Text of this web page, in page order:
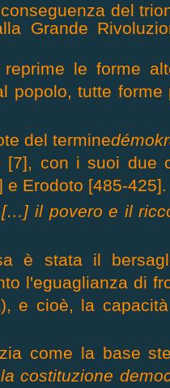
del
Grande
le forme
popolo, tutte forme
del termine
[7], con i suoi due
Erodoto [485-425].
il povero e il
è stata il
l'eguaglianza di
e cioè, la
come la base
costituzione